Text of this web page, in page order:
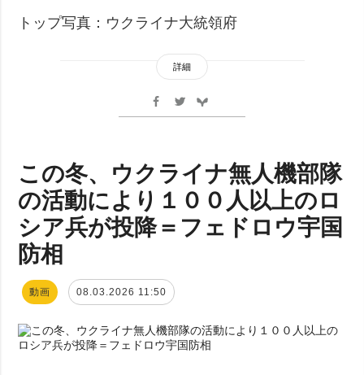
トップ写真：ウクライナ大統領府
詳細
この冬、ウクライナ無人機部隊
の活動により１００人以上のロ
シア兵が投降＝フェドロウ宇国
防相
動画 08.03.2026 11:50